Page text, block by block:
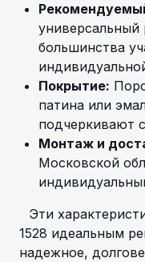
большинства
Покрытие:
патина или
подчеркивают
Монтаж и
Московской
Эти
1528 идеальным
надежное,